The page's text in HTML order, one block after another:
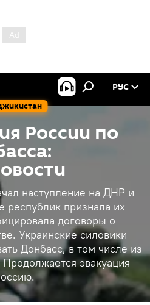
РУС
России по
наступление на ДНР и
республик признала их
договоры о
Украинские силовики
Донбасс, в том числе из
эвакуация